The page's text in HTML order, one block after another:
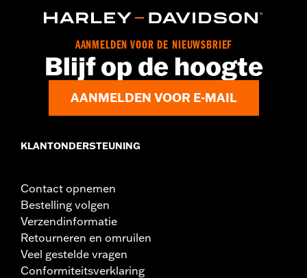
Lichaamsprotectoren inbegrepen,Touchscreen compatibel
2 jaar beperkte garantie – Ga naarwww.h-
d.com/warrantyvoor meer informatie
Herkomst:Geïmporteerd
AANMELDEN VOOR DE NIEUWSBRIEF
Blijf op de hoogte
AANMELDEN VOOR E-MAIL
KLANTONDERSTEUNING
Contact opnemen
Bestelling volgen
Verzendinformatie
Retourneren en omruilen
Veel gestelde vragen
Conformiteitsverklaring